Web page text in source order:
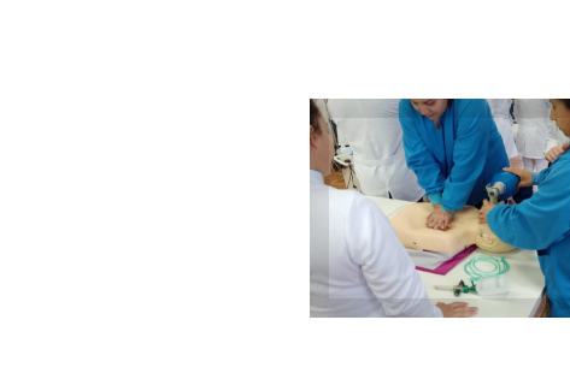
Treinamento foi
ministrado pelos
alunos de
Enfermagem